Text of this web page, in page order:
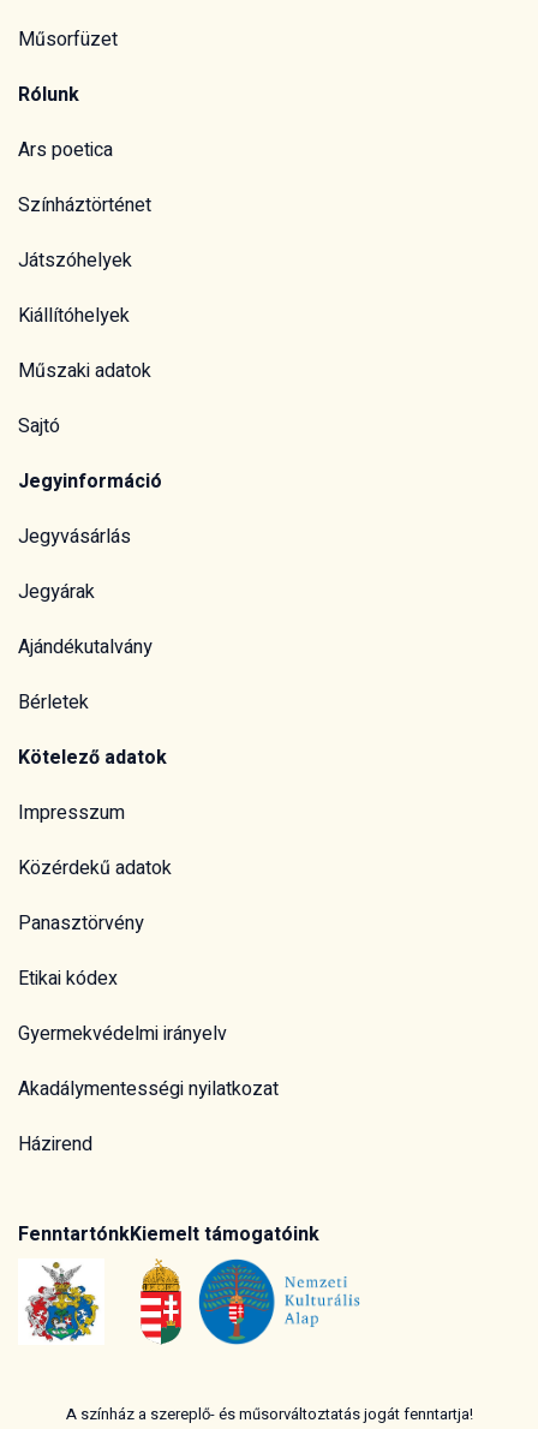
Műsorfüzet
Rólunk
Ars poetica
Színháztörténet
Játszóhelyek
Kiállítóhelyek
Műszaki adatok
Sajtó
Jegyinformáció
Jegyvásárlás
Jegyárak
Ajándékutalvány
Bérletek
Kötelező adatok
Impresszum
Közérdekű adatok
Panasztörvény
Etikai kódex
Gyermekvédelmi irányelv
Akadálymentességi nyilatkozat
Házirend
FenntartónkKiemelt támogatóink
A színház a szereplő- és műsorváltoztatás jogát fenntartja!